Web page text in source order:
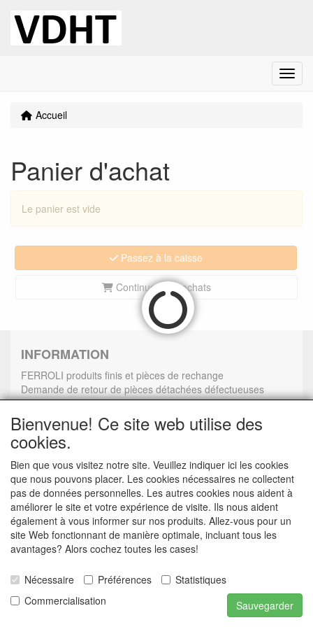
Menu
Accueil
Panier d'achat
Le panier est vide
Continuez vos achats
Passez à la caisse
INFORMATION
FERROLI produits finis et pièces de rechange
Demande de retour de pièces détachées défectueuses
Demander un lien d'annulation
CONTACTGEGEVENS
www.vdht.be
Rouwbergskens 7 hal 14
2340 Beerse
Telefoon:
Bienvenue! Ce site web utilise des
cookies.
Bien que vous visitez notre site. Veuillez indiquer ici les cookies
que nous pouvons placer. Les cookies nécessaires ne collectent
pas de données personnelles. Les autres cookies nous aident à
améliorer le site et votre expérience de visite. Ils nous aident
également à vous informer sur nos produits. Allez-vous pour un
site Web fonctionnant de manière optimale, incluant tous les
avantages? Alors cochez toutes les cases!
Nécessaire Préférences
Statistiques
Commercialisation
Sauvegarder